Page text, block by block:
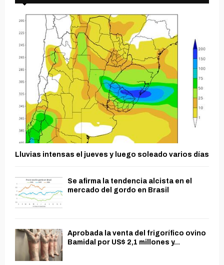
Lluvias intensas el jueves y luego soleado varios días
Se afirma la tendencia alcista en el
mercado del gordo en Brasil
Aprobada la venta del frigorífico ovino
Bamidal por US$ 2,1 millones y...